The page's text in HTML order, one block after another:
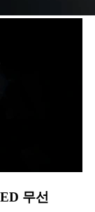
무선